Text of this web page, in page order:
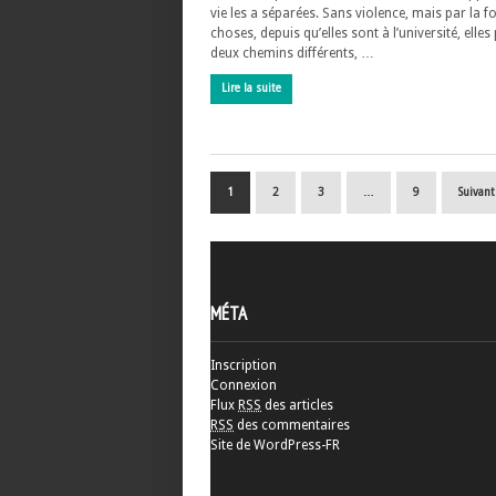
vie les a séparées. Sans violence, mais par la
choses, depuis qu’elles sont à l’université,
deux chemins différents, …
Lire la suite
1 2 3 9
MÉTA
Inscription
Connexion
Flux RSS des articles
RSS des commentaires
Site de WordPress-FR